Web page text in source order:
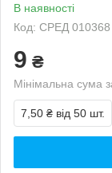
В наявності
Код: СРЕД 010368
9 ₴
Мінімальна сума
7,50 ₴ від 50 шт.